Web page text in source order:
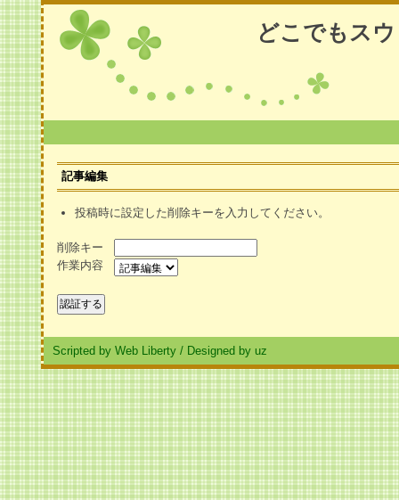
どこでもス
記事編集
投稿時に設定した削除キーを入力してください。
削除キー
作業内容
Scripted by Web Liberty / Designed by uz